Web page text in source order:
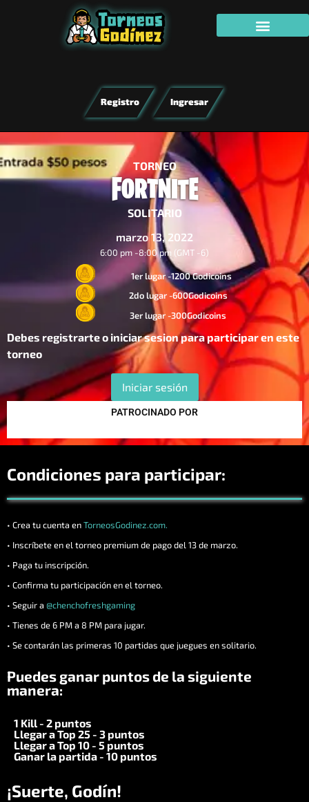
Registro Ingresar
TORNEO
SOLITARIO
marzo 13, 2022
6:00 pm -8:00 pm (GMT -6)
1er lugar -1200 Godicoins
2do lugar -600Godicoins
3er lugar -300Godicoins
Debes registrarte o iniciar sesion para participar en este
torneo
Iniciar sesión
PATROCINADO POR
Condiciones para participar:
• Crea tu cuenta enTorneosGodinez.com.
• Inscríbete en el torneo premium de pago del 13 de marzo.
• Paga tu inscripción.
• Confirma tu participación en el torneo.
• Seguir a @chenchofreshgaming
• Tienes de 6 PM a 8 PM para jugar.
• Se contarán las primeras 10 partidas que juegues en solitario.
Puedes ganar puntos de la siguiente
manera:
1 Kill - 2 puntos
Llegar a Top 25 - 3 puntos
Llegar a Top 10 - 5 puntos
Ganar la partida - 10 puntos
¡Suerte, Godín!